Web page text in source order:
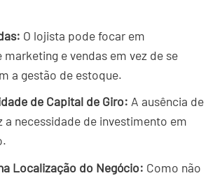
O lojista pode focar em
marketing e vendas em vez de se
a gestão de estoque.
de Capital de Giro: A ausência de
a necessidade de investimento em
Localização do Negócio: Como não